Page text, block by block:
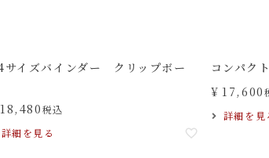
サイズバインダー クリップボー
18,480税込
詳細を見る
コンパ
¥ 17,600
詳細を見